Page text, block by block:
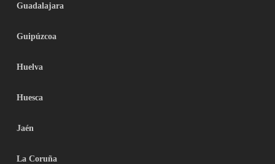
Guadalajara
Guipúzcoa
Huelva
Huesca
Jaén
La Coruña